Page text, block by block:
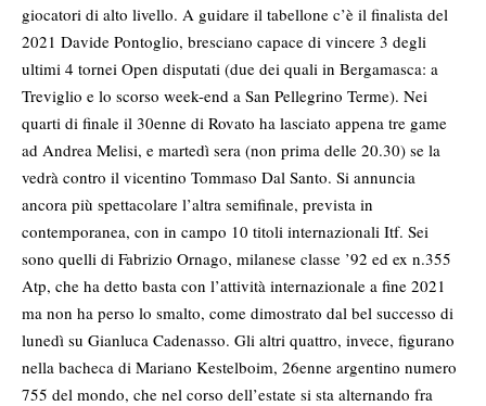
giocatori di alto livello. A guidare il tabellone c’è il finalista del
2021 Davide Pontoglio, bresciano capace di vincere 3 degli
ultimi 4 tornei Open disputati (due dei quali in Bergamasca: a
Treviglio e lo scorso week-end a San Pellegrino Terme). Nei
quarti di finale il 30enne di Rovato ha lasciato appena tre game
ad Andrea Melisi, e martedì sera (non prima delle 20.30) se la
vedrà contro il vicentino Tommaso Dal Santo. Si annuncia
ancora più spettacolare l’altra semifinale, prevista in
contemporanea, con in campo 10 titoli internazionali Itf. Sei
sono quelli di Fabrizio Ornago, milanese classe ’92 ed ex n.355
Atp, che ha detto basta con l’attività internazionale a fine 2021
ma non ha perso lo smalto, come dimostrato dal bel successo di
lunedì su Gianluca Cadenasso. Gli altri quattro, invece, figurano
nella bacheca di Mariano Kestelboim, 26enne argentino numero
755 del mondo, che nel corso dell’estate si sta alternando fra